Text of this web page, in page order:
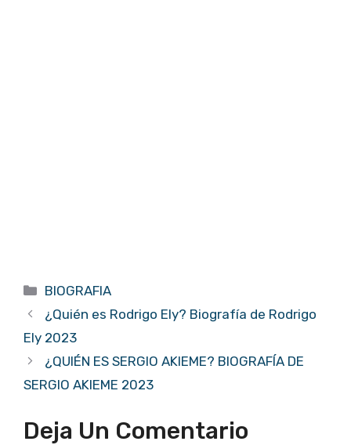
Categorías
BIOGRAFIA
¿Quién es Rodrigo Ely? Biografía de Rodrigo
Ely 2023
¿QUIÉN ES SERGIO AKIEME? BIOGRAFÍA DE
SERGIO AKIEME 2023
Deja Un Comentario